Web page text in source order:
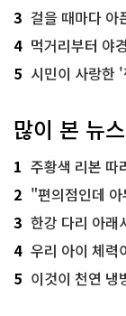
3 걸을 때마다 아픈
4 먹거리부터 야
5 시민이 사랑한 '
많이 본 뉴스
1 주황색 리본 따라
2 "편의점인데 아무
3 한강 다리 아래
4 우리 아이 체력
5 이것이 천연